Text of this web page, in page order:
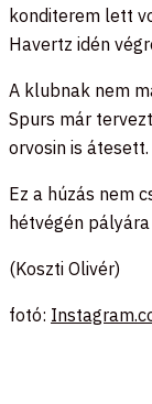
konditerem lett
Havertz idén
A klubnak nem
Spurs már
orvosin is átesett.
Ez a húzás nem
hétvégén
(Koszti Olivér)
fotó: